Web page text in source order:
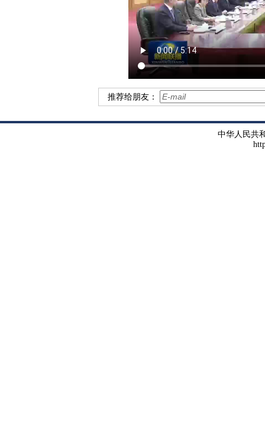
推荐给朋友：
中华人民共